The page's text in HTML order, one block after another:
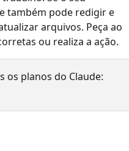
também pode redigir e
arquivos. Peça ao
ou realiza a ação.
os planos do Claude: